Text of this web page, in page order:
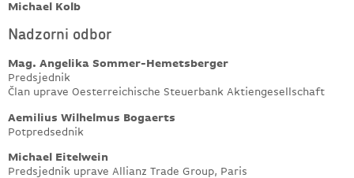
Michael Kolb
Nadzorni odbor
Mag. Angelika Sommer-Hemetsberger
Predsjednik
Član uprave Oesterreichische Steuerbank Aktiengesellschaft
Aemilius Wilhelmus Bogaerts
Potpredsednik
Michael Eitelwein
Predsjednik uprave Allianz Trade Group, Paris